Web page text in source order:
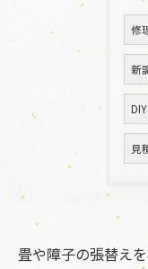
修
新
DIY
見
畳や障子の張替え